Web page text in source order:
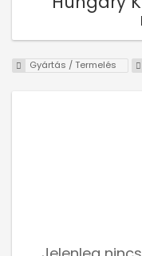
Gyártás / Termelés